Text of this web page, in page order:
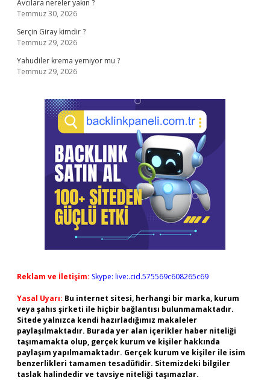
Avcılara nereler yakın ?
Temmuz 30, 2026
Serçin Giray kimdir ?
Temmuz 29, 2026
Yahudiler krema yemiyor mu ?
Temmuz 29, 2026
Reklam ve İletişim: Skype: live:.cid.575569c608265c69
Yasal Uyarı: Bu internet sitesi, herhangi bir marka, kurum
veya şahıs şirketi ile hiçbir bağlantısı bulunmamaktadır.
Sitede yalnızca kendi hazırladığımız makaleler
paylaşılmaktadır. Burada yer alan içerikler haber niteliği
taşımamakta olup, gerçek kurum ve kişiler hakkında
paylaşım yapılmamaktadır. Gerçek kurum ve kişiler ile isim
benzerlikleri tamamen tesadüfidir. Sitemizdeki bilgiler
taslak halindedir ve tavsiye niteliği taşımazlar.